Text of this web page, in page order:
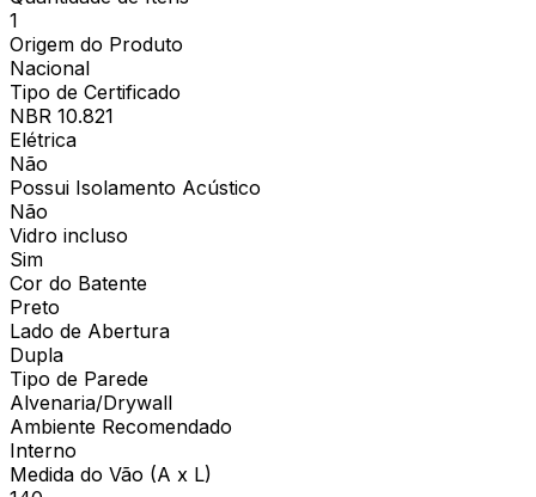
1
Origem do Produto
Nacional
Tipo de Certificado
NBR 10.821
Elétrica
Não
Possui Isolamento Acústico
Não
Vidro incluso
Sim
Cor do Batente
Preto
Lado de Abertura
Dupla
Tipo de Parede
Alvenaria/Drywall
Ambiente Recomendado
Interno
Medida do Vão (A x L)